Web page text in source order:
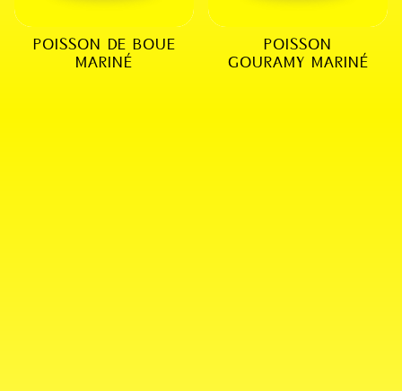
POISSON DE BOUE
MARINÉ
POISSON
GOURAMY MARINÉ